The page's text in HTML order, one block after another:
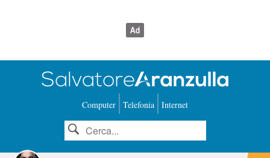
Computer Telefonia Internet